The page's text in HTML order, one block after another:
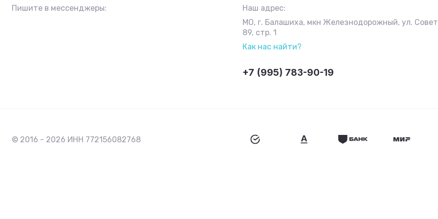
Пишите в мессенджеры:
Наш адрес:
МО, г. Балашиха, мкн Железнодорожный, ул.
89, стр. 1
Как нас найти?
+7 (995) 783-90-19
© 2016 - 2026 ИНН 772156082768